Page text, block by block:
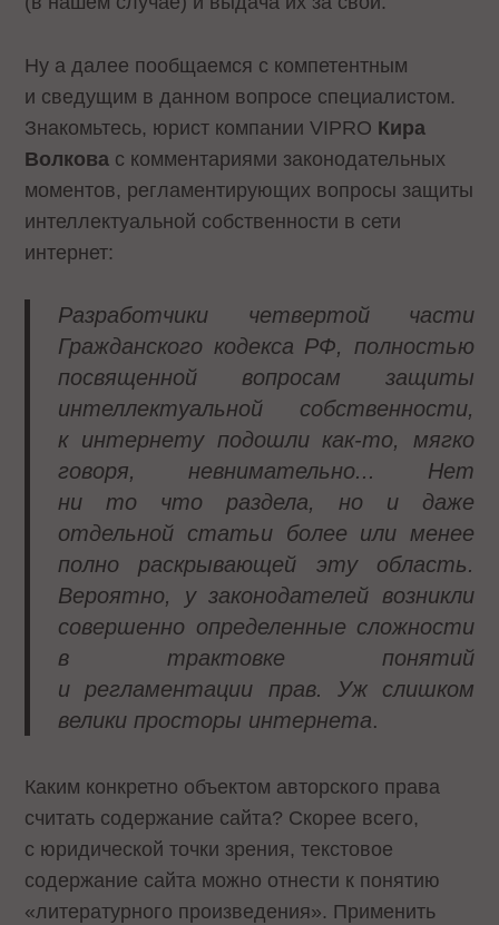
Ну а далее пообщаемся с компетентным
и сведущим в данном вопросе специалистом.
Знакомьтесь, юрист компании VIPRO Кира
Волкова с комментариями законодательных
моментов, регламентирующих вопросы защиты
интеллектуальной собственности в сети
интернет:
Разработчики четвертой части
Гражданского кодекса РФ, полностью
посвященной вопросам защиты
интеллектуальной собственности,
к интернету подошли как-то, мягко
говоря, невнимательно... Нет
ни то что раздела, но и даже
отдельной статьи более или менее
полно раскрывающей эту область.
Вероятно, у законодателей возникли
совершенно определенные сложности
в трактовке понятий
и регламентации прав. Уж слишком
велики просторы интернета.
Каким конкретно объектом авторского права
считать содержание сайта? Скорее всего,
с юридической точки зрения, текстовое
содержание сайта можно отнести к понятию
«литературного произведения». Применить